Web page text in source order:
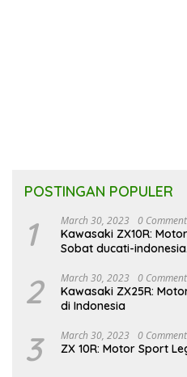
POSTINGAN POPULER
1 March 30, 2023 0 Comment
Kawasaki ZX10R:
Sobat ducati-
2 March 30, 2023 0 Comment
Kawasaki ZX25R:
di Indonesia
3 March 30, 2023 0 Comment
ZX 10R: Motor Sport